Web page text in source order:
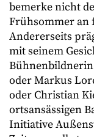
bemerke nicht
Frühsommer an
Andererseits
mit seinem
oder Markus
oder Christian
ortsansässigen
Initiative